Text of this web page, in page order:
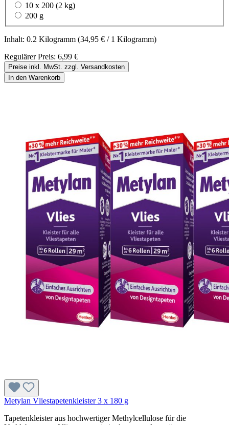
10 x 200 (2 kg)
200 g
Inhalt: 0.2 Kilogramm (34,95 € / 1 Kilogramm)
Regulärer Preis: 6,99 €
Preise inkl. MwSt. zzgl. Versandkosten
In den Warenkorb
Metylan Vliestapetenkleister 3 x 180 g
Tapetenkleister aus hochwertiger Methylcellulose für die